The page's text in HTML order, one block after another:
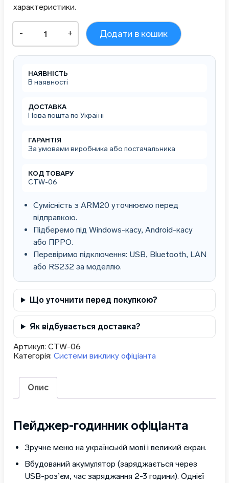
характеристики.
Пейджер-
годинник
для
офіціанта
Vector
REAL
- + Додати в кошик
НАЯВНІСТЬ
В наявності
ДОСТАВКА
Нова пошта по Україні
ГАРАНТІЯ
За умовами виробника або постачальника
КОД ТОВАРУ
CTW-06
Сумісність з ARM20 уточнюємо перед
відправкою.
Підберемо під Windows-касу, Android-касу
або ПРРО.
Перевіримо підключення: USB, Bluetooth, LAN
або RS232 за моделлю.
Що уточнити перед покупкою?
Як відбувається доставка?
Артикул: CTW-06
Категорія: Системи виклику офіціанта
Опис
Пейджер-годинник офіціанта
Зручне меню на українській мові і великий екран.
Вбудований акумулятор (заряджається через
USB-роз’єм, час заряджання 2-3 години). Однієї